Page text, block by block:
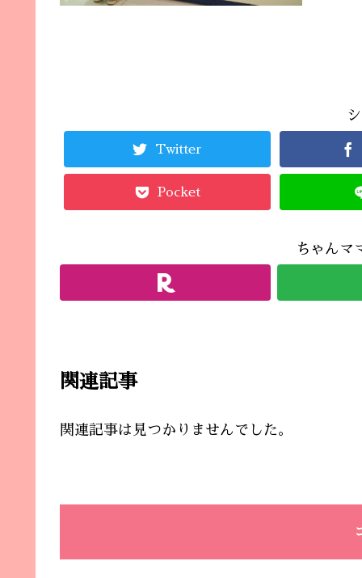
Twitter
Pocket
ちゃんマ
関連記事
関連記事は見つかりませんでした。